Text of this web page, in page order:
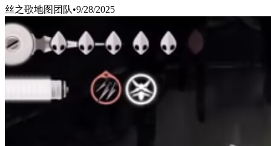
丝之歌地图团队•9/28/2025